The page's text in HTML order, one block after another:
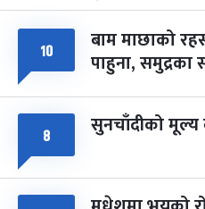
८ फागुपूर्णिमा
चैत्र ८, २०८३-Mar 22, 2027
१० बाम माछाको
पाहुना, समुद्रका
८ सुनचाँदीको मूल्य